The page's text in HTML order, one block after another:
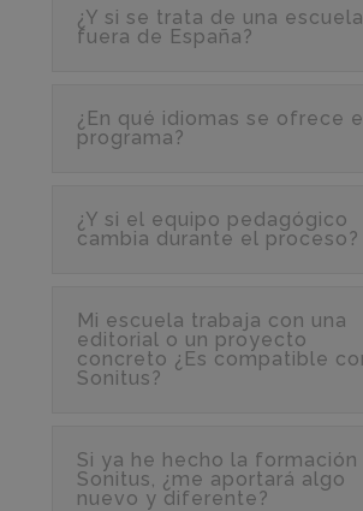
¿Y si se trata de una escuela
fuera de España?
¿En qué idiomas se ofrece
programa?
¿Y si el equipo pedagógico
cambia durante el proceso?
Mi escuela trabaja con una
editorial o un proyecto
concreto ¿Es compatible
Sonitus?
Si ya he hecho la formación
Sonitus, ¿me aportará algo
nuevo y diferente?